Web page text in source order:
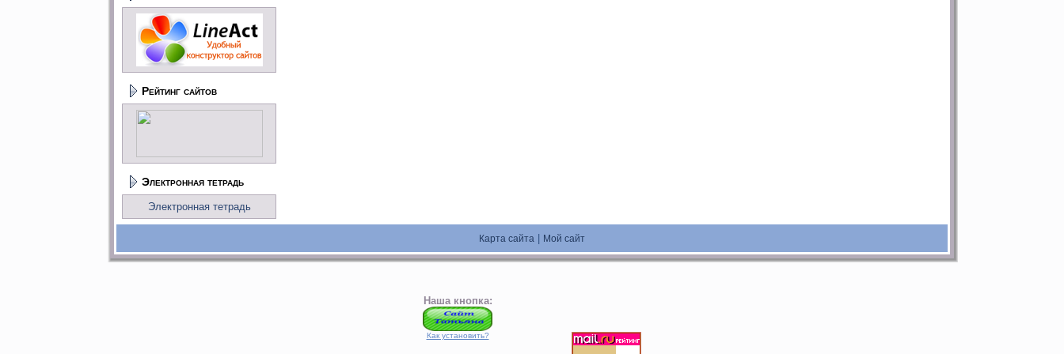
Рейтинг сайтов
Электронная тетрадь
Электронная тетрадь
Карта сайта Мой сайт
Наша кнопка:
Как установить?